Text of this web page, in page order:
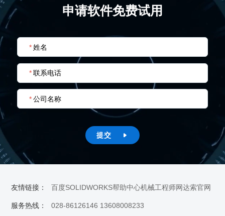
申请软件免费试用
* 姓名
* 联系电话
* 公司名称
提交 
友情链接： 百度SOLIDWORKS帮助中心机械工程师网达索官网
服务热线：
028-86126146 13608008233